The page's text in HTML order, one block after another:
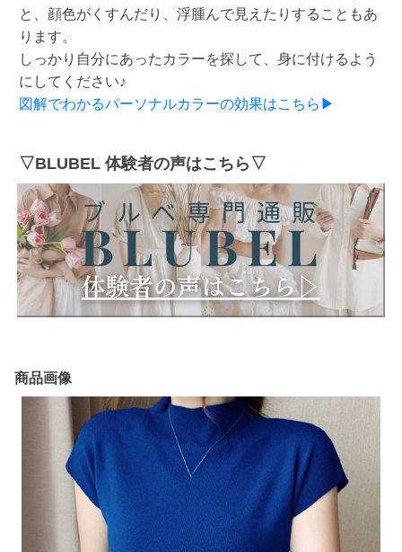
と、顔色がくすんだり、浮腫んで見えたりすることもあ
ります。
しっかり自分にあったカラーを探して、身に付けるよう
にしてください♪
図解でわかるパーソナルカラーの効果はこちら▶
▽BLUBEL 体験者の声はこちら▽
商品画像